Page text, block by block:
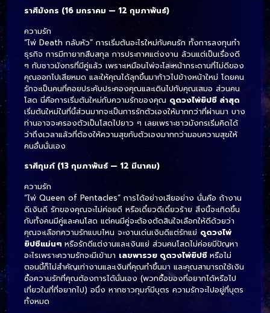
ราศีมังกร (16 มกราคม — 12 กุมภาพันธ์)
ความรัก
“ไพ่ Death กลับหัว” การเริ่มต้นอะไรใหม่กับคนรัก ทั้งการลงทุนทำ
ธุรกิจ การมีทายาทสืบสกุล การประกาศแต่งงาน ล้วนแต่เป็นเรื่องดี
ๆ กับชาวมังกรที่มีคู่แล้ว เพราะเหมือนไพ่จะโละหน้ากระดานที่ไม่ดีของ
คุณออกไปเสียหมด และให้คุณได้ลุกขึ้นมาก้าวไปข้างหน้าใหม่ โดยคน
รักจะเป็นคนที่คอยประคับประคองคุณและเดินไปกับคุณเสมอ ส่วนคน
โสด นี่คือการเริ่มต้นใหม่กับความรักของคุณ ดูดวงไพ่ยิปซี ล่าสุด
เริ่มต้นใหม่ในที่นี้ส่วนมากจะเป็นการรักตัวเองให้มากกว่าที่ผ่านมา บาง
ท่านอาจจะครองตัวเป็นโสดไปยาว ๆ เลยเพราะชาวมังกรเริ่มคิดได้
ว่าถึงเวลาแล้วที่ต้องให้ความสุขกับตัวเองมากกว่ามอบความสุขให้
คนอื่นนั่นเอง
ราศีกุมภ์ (13 กุมภาพันธ์ — 12 มีนาคม)
ความรัก
“ไพ่ Queen of Pentacles” การได้อย่างเสียอย่าง นั่นคือ ถ้างาน
ดีเงินดี รักของคุณจะไม่ค่อยดี หรือเดี๋ยวดีเดี๋ยวร้าย สิ่งนี้จะเกิดขึ้น
กับทั้งคนมีคู่และคนโสด แต่คนมีคู่จะต้องตัดสินใจเลือกให้ดีด้วยว่า
คุณจะเลือกความรักแบบไหน จะงานเด่นเงินดีแต่รักแย่ ดูดวงไพ่
ยิปซีแม่นๆ หรือรักดีแต่งานและเงินแย่ ส่วนคนโสดไม่ค่อยมีปัญหา
อะไรเพราะความรักจะมีเข้ามา เลขพารวย ดูดวงไพ่ยิปซี หรือไม่
ตอนนี้ก็ไม่สำคัญเท่างานและเงินที่คุณทำขึ้นมา และคุณสามารถใช้เงิน
ซื้อความรักที่คุณต้องการได้นั่นเอง (พวกซื้อของที่อยากได้หรือไป
เที่ยวในที่ที่อยากไป) อนึ่ง หากชาวกุมภ์มีบุตร ความรักจะไปอยู่ที่บุตร
ทั้งหมด